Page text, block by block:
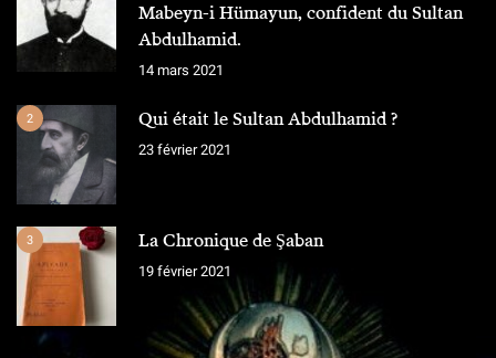
Mabeyn-i Hümayun, confident du Sultan
Abdulhamid.
14 mars 2021
2 Qui était le Sultan Abdulhamid ?
23 février 2021
3 La Chronique de Şaban
19 février 2021